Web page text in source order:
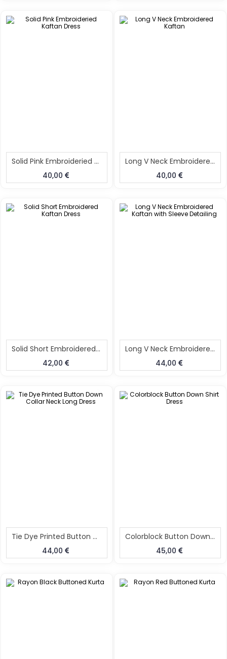
Solid Pink Embroideried Kaftan Dress
40,00
Long V Neck Embroidered Kaftan
40,00
Solid Short Embroidered Kaftan Dress
42,00
Long V Neck Embroidered Kaftan With Sleeve Detailing
44,00
Tie Dye Printed Button Down Collar Neck Long Dress
44,00
Colorblock Button Down Shirt Dress
45,00